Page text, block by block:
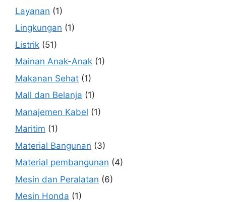
Layanan (1)
Lingkungan (1)
Listrik (51)
Mainan Anak-Anak (1)
Makanan Sehat (1)
Mall dan Belanja (1)
Manajemen Kabel (1)
Maritim (1)
Material Bangunan (3)
Material pembangunan (4)
Mesin dan Peralatan (6)
Mesin Honda (1)